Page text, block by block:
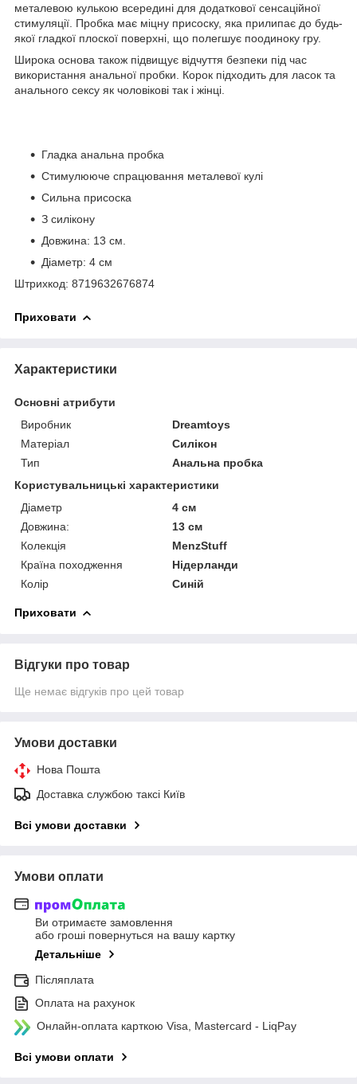
металевою кулькою всередині для додаткової сенсаційної
стимуляції. Пробка має міцну присоску, яка прилипає до будь-
якої гладкої плоскої поверхні, що полегшує поодиноку гру.
Широка основа також підвищує відчуття безпеки під час
використання анальної пробки. Корок підходить для ласок та
анального сексу як чоловікові так і жінці.
Гладка анальна пробка
Стимулююче спрацювання металевої кулі
Сильна присоска
З силікону
Довжина: 13 см.
Діаметр: 4 см
Штрихкод: 8719632676874
Приховати
Характеристики
Основні атрибути
Виробник
Dreamtoys
Матеріал
Силікон
Тип
Анальна пробка
Користувальницькі характеристики
Діаметр
4 см
Довжина:
13 см
Колекція
MenzStuff
Країна походження
Нідерланди
Колір
Синій
Приховати
Відгуки про товар
Ще немає відгуків про цей товар
Умови доставки
Нова Пошта
Доставка службою таксі Київ
Всі умови доставки
Умови оплати
Ви отримаєте замовлення
або гроші повернуться на вашу картку
Детальніше
Післяплата
Оплата на рахунок
Онлайн-оплата карткою Visa, Mastercard - LiqPay
Всі умови оплати